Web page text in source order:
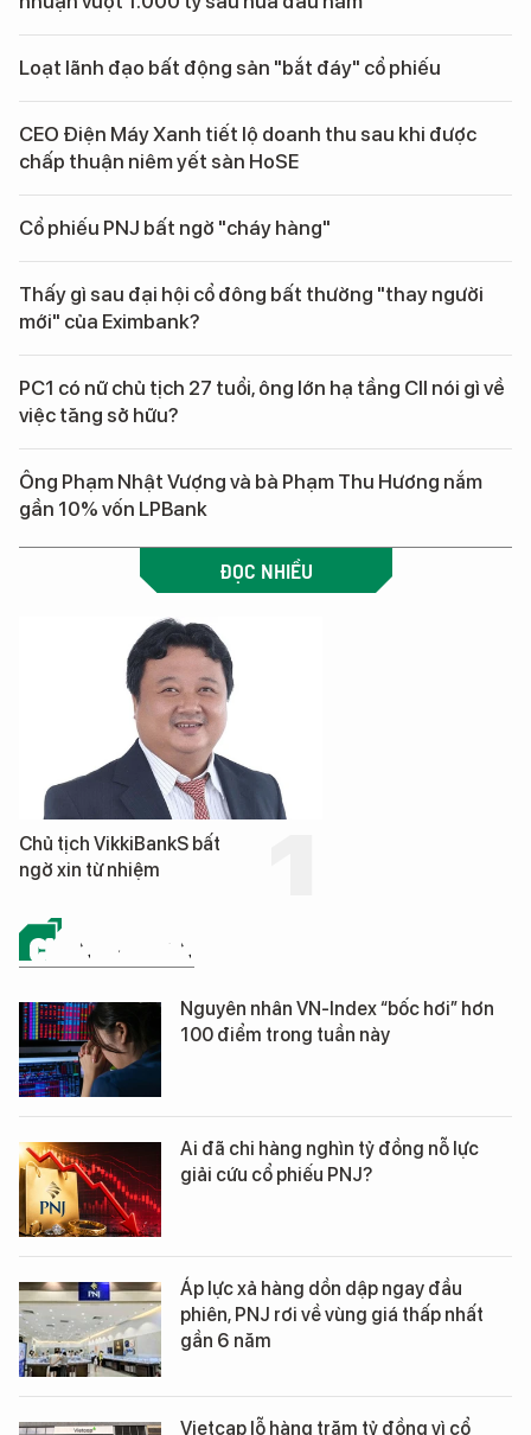
Loạt lãnh đạo bất động sản "bắt đáy" cổ phiếu
CEO Điện Máy Xanh tiết lộ doanh thu sau khi được
chấp thuận niêm yết sàn HoSE
Cổ phiếu PNJ bất ngờ "cháy hàng"
Thấy gì sau đại hội cổ đông bất thường "thay người
mới" của Eximbank?
PC1 có nữ chủ tịch 27 tuổi, ông lớn hạ tầng CII nói gì về
việc tăng sở hữu?
Ông Phạm Nhật Vượng và bà Phạm Thu Hương nắm
gần 10% vốn LPBank
ĐỌC NHIỀU
Chủ tịch VikkiBankS bất
ngờ xin từ nhiệm
CHỨNG KHOÁN
Nguyên nhân VN-Index “bốc hơi” hơn
100 điểm trong tuần này
Ai đã chi hàng nghìn tỷ đồng nỗ lực
giải cứu cổ phiếu PNJ?
Áp lực xả hàng dồn dập ngay đầu
phiên, PNJ rơi về vùng giá thấp nhất
gần 6 năm
Vietcap lỗ hàng trăm tỷ đồng vì cổ